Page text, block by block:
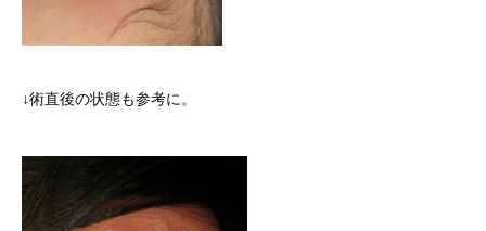
↓術直後の状態も参考に。